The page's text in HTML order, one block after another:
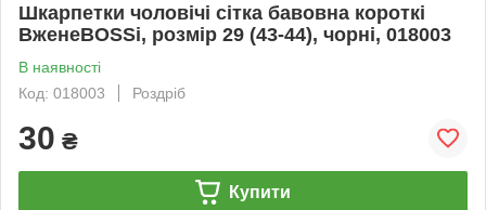
Шкарпетки чоловічі сітка бавовна короткі
ВженеBOSSі, розмір 29 (43-44), чорні, 018003
В наявності
Код: 018003
Роздріб
30 ₴
Купити